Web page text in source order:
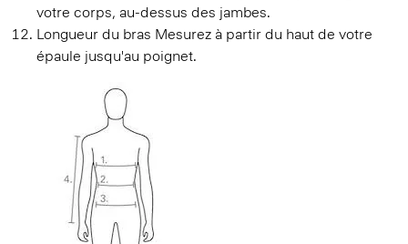
votre corps, au-dessus des jambes.
Longueur du bras Mesurez à partir du haut de votre
épaule jusqu'au poignet.